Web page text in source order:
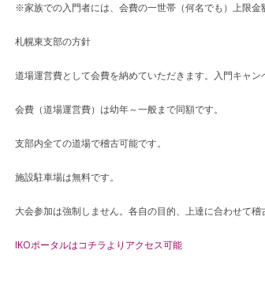
※家族での入門者には、会費の一世帯（何名でも）上限金
札幌東支部の方針
道場運営費として会費を納めていただきます。入門キャ
会費（道場運営費）は幼年～一般まで同額です。
支部内全ての道場で稽古可能です。
施設駐車場は無料です。
大会参加は強制しません。各自の目的、上達に合わせて稽
IKOポータルはコチラよりアクセス可能